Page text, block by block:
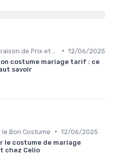
• 12/06/2025
costume mariage tarif : ce
savoir
le Bon Costume • 12/06/2025
le costume de mariage
chez Celio